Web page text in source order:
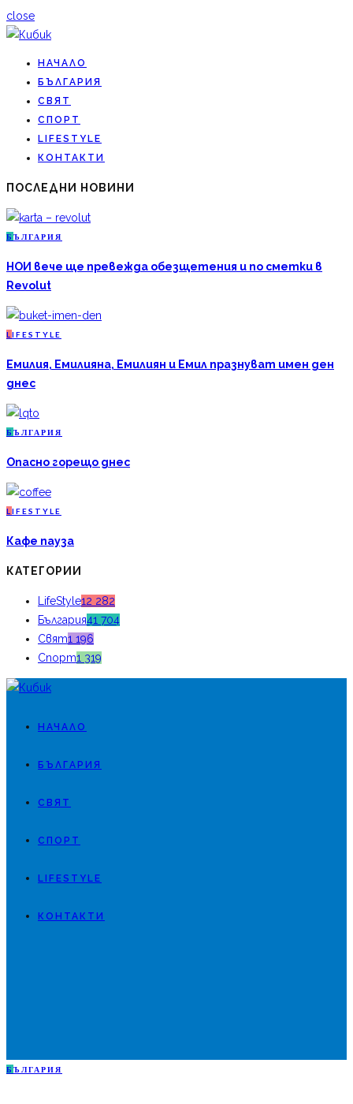
close
НАЧАЛО
БЪЛГАРИЯ
СВЯТ
СПОРТ
LIFESTYLE
КОНТАКТИ
ПОСЛЕДНИ НОВИНИ
Б ЪЛГАРИЯ
НОИ вече ще превежда обезщетения и по сметки в
Revolut
L IFESTYLE
Емилия, Емилияна, Емилиян и Емил празнуват имен ден
днес
Б ЪЛГАРИЯ
Опасно горещо днес
L IFESTYLE
Кафе пауза
КАТЕГОРИИ
LifeStyle12 282
България41 704
Свят1 196
Спорт1 319
НАЧАЛО
БЪЛГАРИЯ
СВЯТ
СПОРТ
LIFESTYLE
КОНТАКТИ
Б ЪЛГАРИЯ